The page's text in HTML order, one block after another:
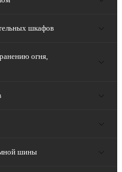
шкафов
огня,
шины